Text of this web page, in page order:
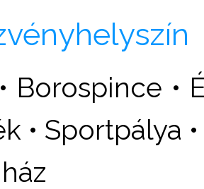
Borospince •
• Sportpálya